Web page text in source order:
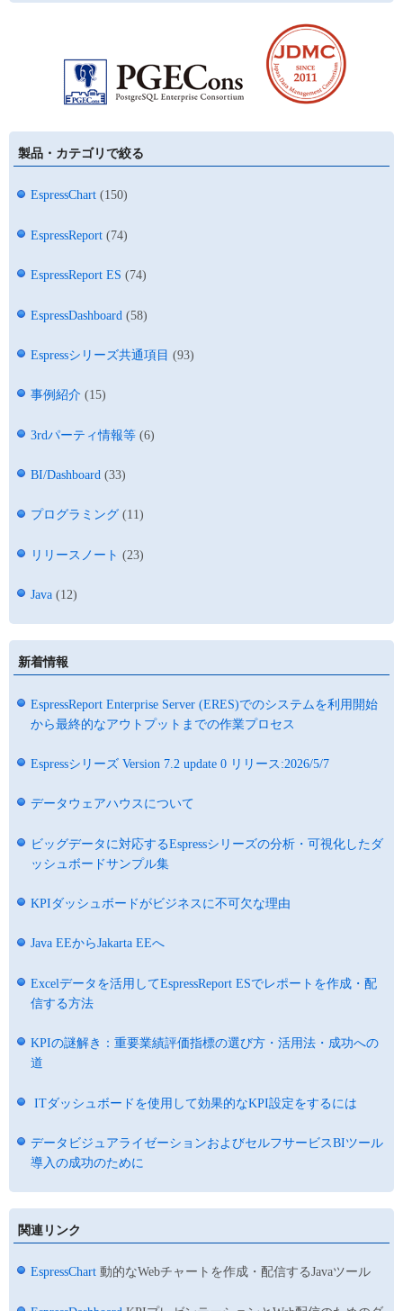
製品・カテゴリで絞る
EspressChart (150)
EspressReport (74)
EspressReport ES (74)
EspressDashboard (58)
Espressシリーズ共通項目 (93)
事例紹介 (15)
3rdパーティ情報等 (6)
BI/Dashboard (33)
プログラミング (11)
リリースノート (23)
Java (12)
新着情報
EspressReport Enterprise Server (ERES)でのシステムを利用開始
から最終的なアウトプットまでの作業プロセス
Espressシリーズ Version 7.2 update 0 リリース:2026/5/7
データウェアハウスについて
ビッグデータに対応するEspressシリーズの分析・可視化したダ
ッシュボードサンプル集
KPIダッシュボードがビジネスに不可欠な理由
Java EEからJakarta EEへ
Excelデータを活用してEspressReport ESでレポートを作成・配
信する方法
KPIの謎解き：重要業績評価指標の選び方・活用法・成功への
道
ITダッシュボードを使用して効果的なKPI設定をするには
データビジュアライゼーションおよびセルフサービスBIツール
導入の成功のために
関連リンク
EspressChart 動的なWebチャートを作成・配信するJavaツール